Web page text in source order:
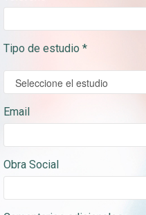
Tipo de estudio *
Email
Obra Social